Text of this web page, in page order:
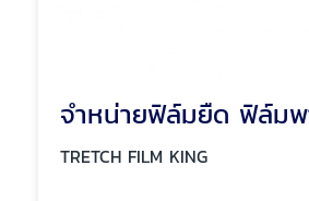
TRETCH FILM KING